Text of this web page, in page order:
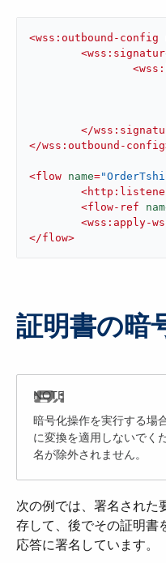
<wss:outbound-config
<
<
</
</wss:outbound-config
<flow name=
<
<flow-ref
<wss:apply-
</flow>
証明書の暗
暗号化操作を実行する場
に変換を適用しないでく
名が除外されません。
次の例では、署名された
存して、後でその証明書
応答に署名しています。